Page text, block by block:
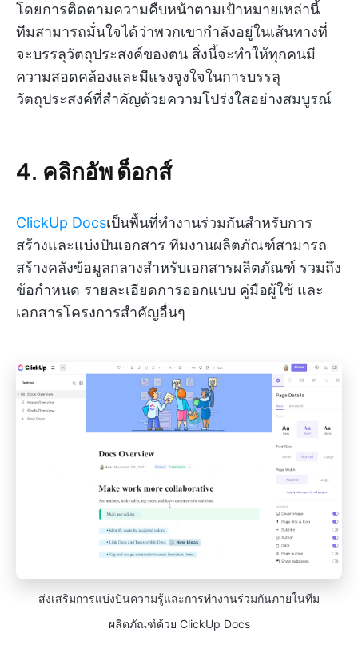
โดยการติดตามความคืบหน้าตามเป้าหมายเหล่านี้
ทีมสามารถมั่นใจได้ว่าพวกเขากำลังอยู่ในเส้นทางที่
จะบรรลุวัตถุประสงค์ของตน สิ่งนี้จะทำให้ทุกคนมี
ความสอดคล้องและมีแรงจูงใจในการบรรลุ
วัตถุประสงค์ที่สำคัญด้วยความโปร่งใสอย่างสมบูรณ์
4. คลิกอัพ ด็อกส์
ClickUp Docsเป็นพื้นที่ทำงานร่วมกันสำหรับการ
สร้างและแบ่งปันเอกสาร ทีมงานผลิตภัณฑ์สามารถ
สร้างคลังข้อมูลกลางสำหรับเอกสารผลิตภัณฑ์ รวมถึง
ข้อกำหนด รายละเอียดการออกแบบ คู่มือผู้ใช้ และ
เอกสารโครงการสำคัญอื่นๆ
ส่งเสริมการแบ่งปันความรู้และการทำงานร่วมกันภายในทีม
ผลิตภัณฑ์ด้วย ClickUp Docs